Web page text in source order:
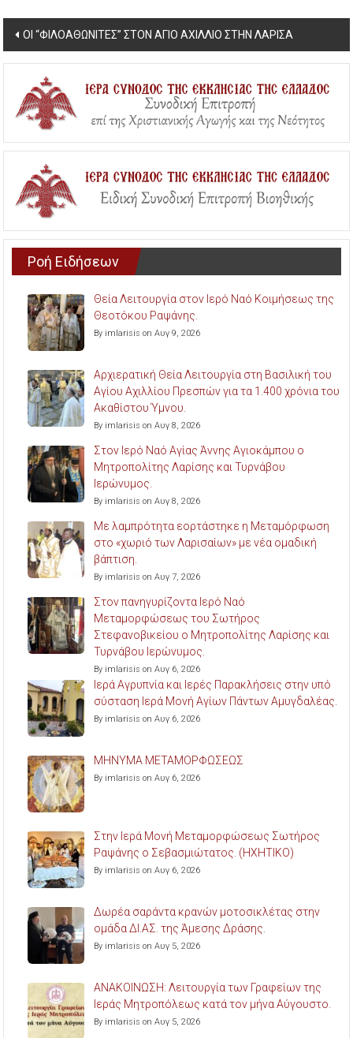
Post
navigation
ΟΙ “ΦΙΛΟΑΘΩΝΙΤΕΣ” ΣΤΟΝ ΑΓΙΟ ΑΧΙΛΛΙΟ ΣΤΗΝ ΛΑΡΙΣΑ
Ροή Ειδήσεων
Θεία Λειτουργία στον Ιερό Ναό Κοιμήσεως της
Θεοτόκου Ραψάνης.
By imlarisis on Αυγ 9, 2026
Αρχιερατική Θεία Λειτουργία στη Βασιλική του
Αγίου Αχιλλίου Πρεσπών για τα 1.400 χρόνια του
Ακαθίστου Ύμνου.
By imlarisis on Αυγ 8, 2026
Στον Ιερό Ναό Αγίας Άννης Αγιοκάμπου ο
Μητροπολίτης Λαρίσης και Τυρνάβου
Ιερώνυμος.
By imlarisis on Αυγ 8, 2026
Με λαμπρότητα εορτάστηκε η Μεταμόρφωση
στο «χωριό των Λαρισαίων» με νέα ομαδική
βάπτιση.
By imlarisis on Αυγ 7, 2026
Στον πανηγυρίζοντα Ιερό Ναό
Μεταμορφώσεως του Σωτήρος
Στεφανοβικείου ο Μητροπολίτης Λαρίσης και
Τυρνάβου Ιερώνυμος.
By imlarisis on Αυγ 6, 2026
Ιερά Αγρυπνία και Ιερές Παρακλήσεις στην υπό
σύσταση Ιερά Μονή Αγίων Πάντων Αμυγδαλέας.
By imlarisis on Αυγ 6, 2026
ΜΗΝΥΜΑ ΜΕΤΑΜΟΡΦΩΣΕΩΣ
By imlarisis on Αυγ 6, 2026
Στην Ιερά Μονή Μεταμορφώσεως Σωτήρος
Ραψάνης ο Σεβασμιώτατος. (ΗΧΗΤΙΚΟ)
By imlarisis on Αυγ 6, 2026
Δωρέα σαράντα κρανών μοτοσικλέτας στην
ομάδα ΔΙ.ΑΣ. της Άμεσης Δράσης.
By imlarisis on Αυγ 5, 2026
ΑΝΑΚΟΙΝΩΣΗ: Λειτουργία των Γραφείων της
Ιεράς Μητροπόλεως κατά τον μήνα Αύγουστο.
By imlarisis on Αυγ 5, 2026